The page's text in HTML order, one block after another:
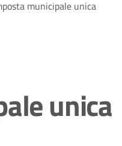
municipale unica
unica